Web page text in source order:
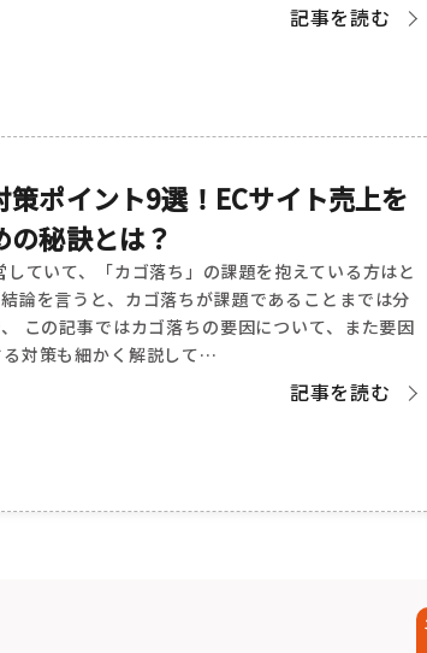
記事を読む
策ポイント9選！ECサイト売上を
秘訣とは？
していて、「カゴ落ち」の課題を抱えている方はと
論を言うと、カゴ落ちが課題であることまでは分
この記事ではカゴ落ちの要因について、また要因
対策も細かく解説して…
記事を読む